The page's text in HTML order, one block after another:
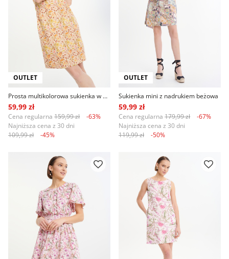
OUTLET
Prosta multikolorowa sukienka w drobne kwiaty
59,99 zł
Cena regularna 159,99 zł
-63%
Najniższa cena z 30 dni
109,99 zł
-45%
OUTLET
Sukienka mini z nadrukiem beżowa
59,99 zł
Cena regularna 179,99 zł
-67%
Najniższa cena z 30 dni
119,99 zł
-50%